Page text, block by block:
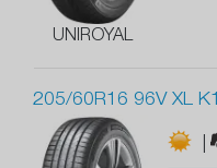
UNIROYAL
205/60R16 96V XL
|